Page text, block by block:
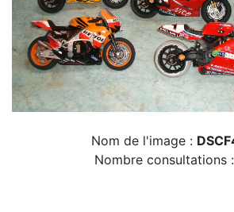
Nom de l'image :
Nombre consultations :